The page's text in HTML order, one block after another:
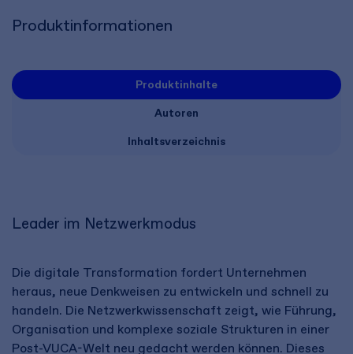
Produktinformationen
Produktinhalte
Autoren
Inhaltsverzeichnis
Leader im Netzwerkmodus
Die digitale Transformation fordert Unternehmen
heraus, neue Denkweisen zu entwickeln und schnell zu
handeln. Die Netzwerkwissenschaft zeigt, wie Führung,
Organisation und komplexe soziale Strukturen in einer
Post-VUCA-Welt neu gedacht werden können. Dieses